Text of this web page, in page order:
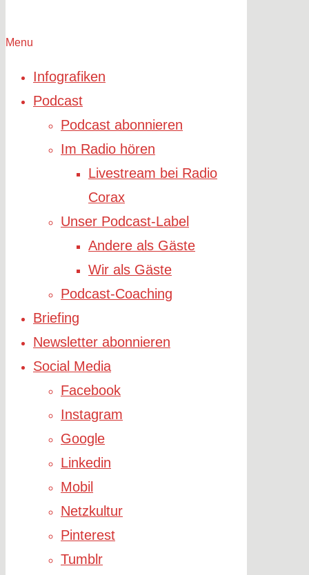
Menu
Infografiken
Podcast
Podcast abonnieren
Im Radio hören
Livestream bei Radio
Corax
Unser Podcast-Label
Andere als Gäste
Wir als Gäste
Podcast-Coaching
Briefing
Newsletter abonnieren
Social Media
Facebook
Instagram
Google
Linkedin
Mobil
Netzkultur
Pinterest
Tumblr